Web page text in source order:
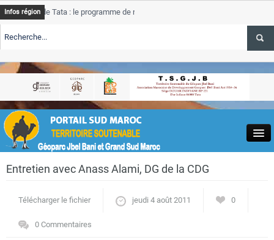
Close
Infos région
de Tata : le programme de rehabilitation post-inondations
TSGJB Tourisme : l’ONMT renforce l’aerien a Dakhla et
Tata
TSGJB Tourisme au Maroc : Transavia renforce les vols Paris-
Entretien avec Anass Alami, DG de la CDG
Télécharger le fichier jeudi 4 août 2011 0
0 Commentaires